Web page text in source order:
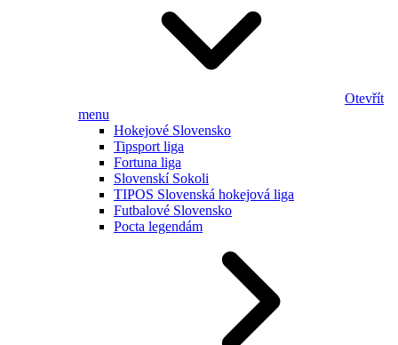
Otevřít
menu
Hokejové Slovensko
Tipsport liga
Fortuna liga
Slovenskí Sokoli
TIPOS Slovenská hokejová liga
Futbalové Slovensko
Pocta legendám